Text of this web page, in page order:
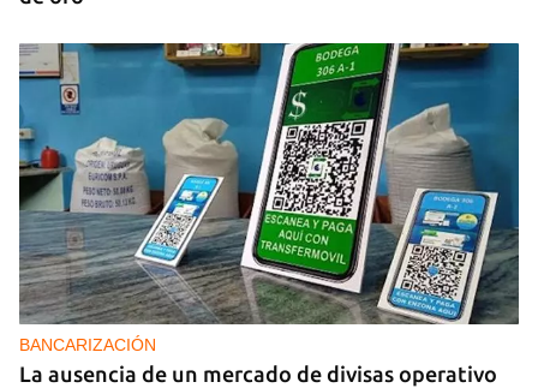
BANCARIZACIÓN
La ausencia de un mercado de divisas operativo